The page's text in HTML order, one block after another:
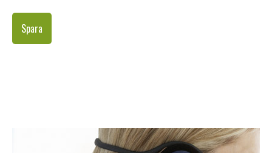
Spara